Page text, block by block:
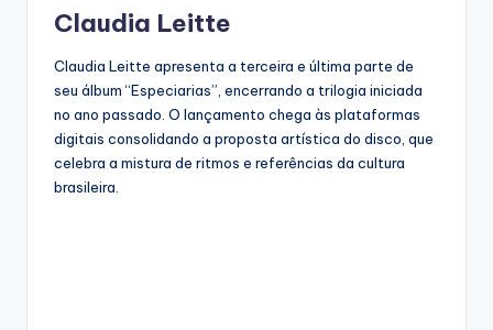
Claudia Leitte
Claudia Leitte apresenta a terceira e última parte de
seu álbum “Especiarias”, encerrando a trilogia iniciada
no ano passado. O lançamento chega às plataformas
digitais consolidando a proposta artística do disco, que
celebra a mistura de ritmos e referências da cultura
brasileira.